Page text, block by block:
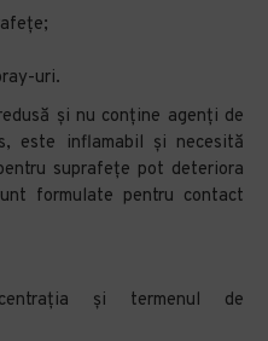
uri.
și nu conține agenți de
este inflamabil și necesită
suprafețe pot deteriora
formulate pentru contact
și termenul de